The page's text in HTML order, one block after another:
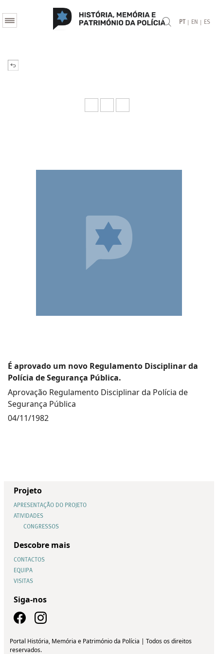
PT | EN | ES
É aprovado um novo Regulamento Disciplinar da
Polícia de Segurança Pública.
Aprovação Regulamento Disciplinar da Polícia de
Segurança Pública
04/11/1982
Projeto
APRESENTAÇÃO DO PROJETO
ATIVIDADES
CONGRESSOS
Descobre mais
CONTACTOS
EQUIPA
VISITAS
Siga-nos
Portal História, Memória e Património da Polícia | Todos os direitos
reservados.